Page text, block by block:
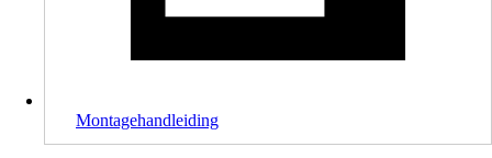
Montagehandleiding